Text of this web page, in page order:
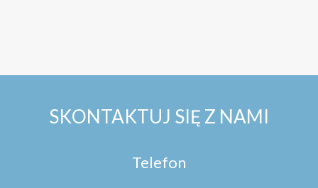
SKONTAKTUJ SIĘ Z NAMI
Telefon